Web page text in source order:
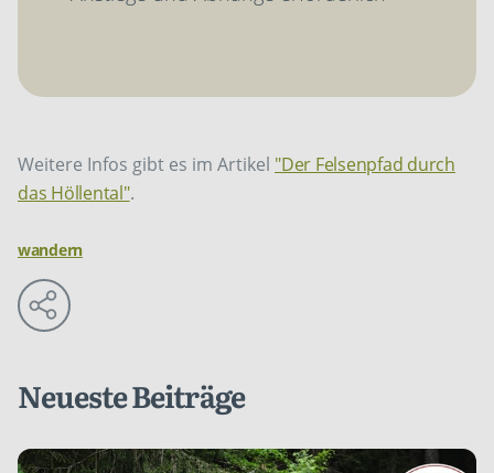
Weitere Infos gibt es im Artikel "Der Felsenpfad durch
das Höllental".
wandern
Neueste Beiträge